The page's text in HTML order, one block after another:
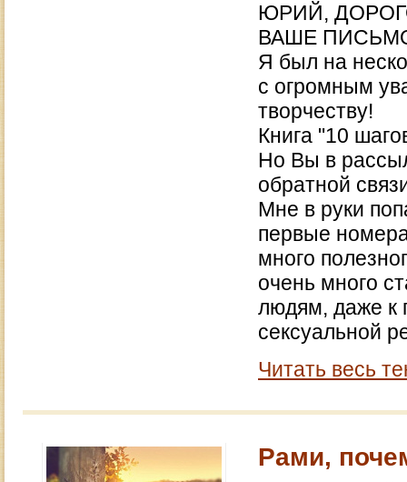
ЮРИЙ,
ВАШЕ
Я был на
с огромным
творчеству!
Книга "10
Но Вы в
обратной
Мне в руки
первые
много
очень много
людям, даже к
сексуальной
Читать весь
Рами,